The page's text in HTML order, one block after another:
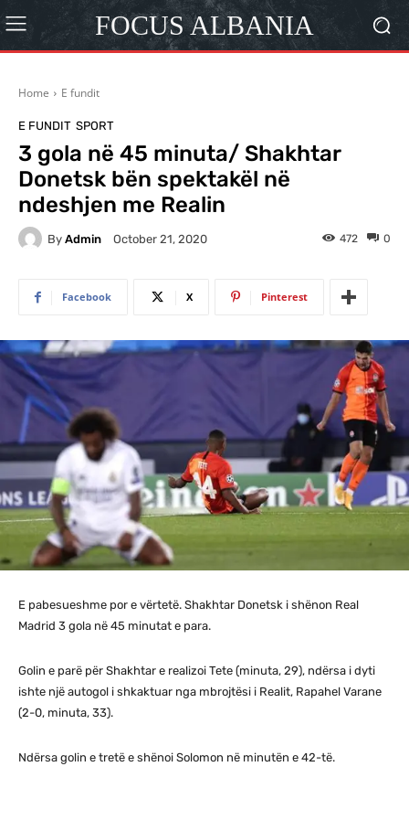
FOCUS ALBANIA
Home E fundit
E FUNDIT SPORT
3 gola në 45 minuta/ Shakhtar
Donetsk bën spektakël në
ndeshjen me Realin
By Admin October 21, 2020 0
472
Facebook X Pinterest
E pabesueshme por e vërtetë. Shakhtar Donetsk i shënon Real
Madrid 3 gola në 45 minutat e para.
Golin e parë për Shakhtar e realizoi Tete (minuta, 29), ndërsa i dyti
ishte një autogol i shkaktuar nga mbrojtësi i Realit, Rapahel Varane
(2-0, minuta, 33).
Ndërsa golin e tretë e shënoi Solomon në minutën e 42-të.